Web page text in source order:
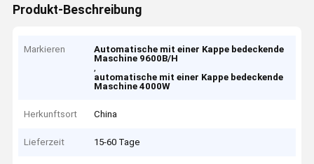
Produkt-Beschreibung
Markieren
Automatische mit einer Kappe bedeckende
Maschine 9600B/H
,
automatische mit einer Kappe bedeckende
Maschine 4000W
Herkunftsort China
Lieferzeit 15-60 Tage